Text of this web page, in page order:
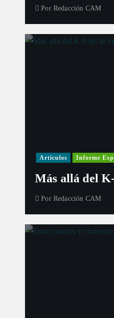
Por Redacción CAM
Artículos Informe
Más allá del
Por Redacción CAM